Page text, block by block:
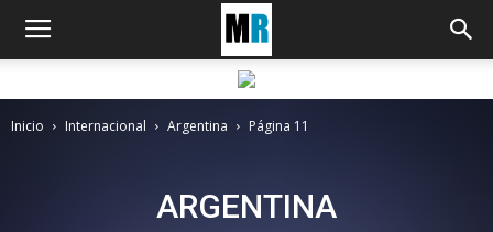
Inicio Internacional Argentina Página 11
ARGENTINA